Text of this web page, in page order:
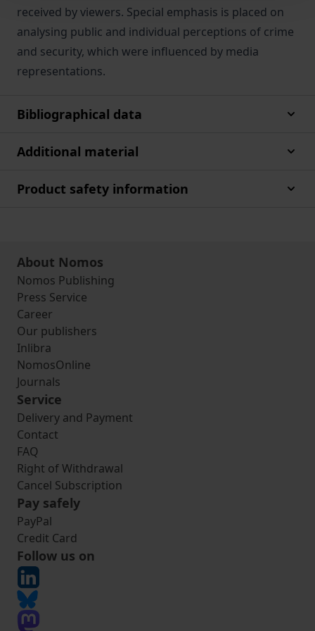
received by viewers. Special emphasis is placed on
analysing public and individual perceptions of crime
and security, which were influenced by media
representations.
Bibliographical data
Additional material
Product safety information
About Nomos
Nomos Publishing
Press Service
Career
Our publishers
Inlibra
NomosOnline
Journals
Service
Delivery and Payment
Contact
FAQ
Right of Withdrawal
Cancel Subscription
Pay safely
PayPal
Credit Card
Follow us on